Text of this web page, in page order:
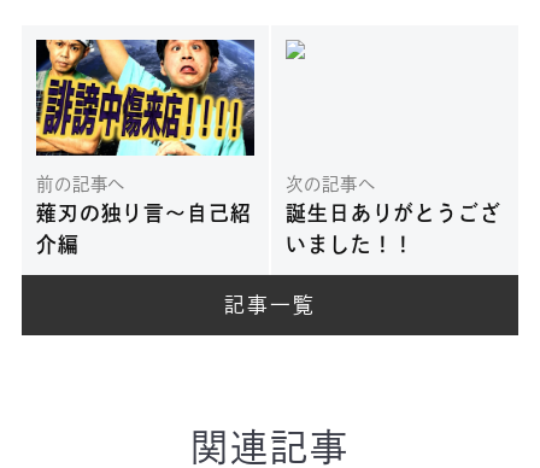
前の記事へ
薙刃の独り言～自己紹
介編
次の記事へ
誕生日ありがとうござ
いました！！
記事一覧
関連記事